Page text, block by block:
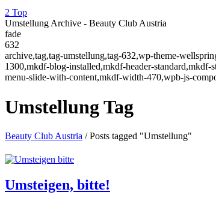
Top
Umstellung Archive - Beauty Club Austria
fade
632
archive,tag,tag-umstellung,tag-632,wp-theme-
1300,mkdf-blog-installed,mkdf-header-
menu-slide-with-content,mkdf-width-470,wpb-js-
Umstellung Tag
Beauty Club Austria /Posts tagged "Umstellung"
Umsteigen, bitte!